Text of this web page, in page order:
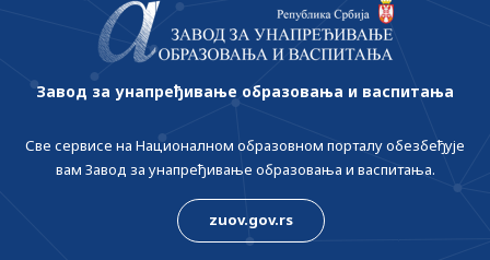
Завод за унапређивање образовања и васпитања
Све сервисе на Националном образовном порталу обезбеђује
вам Завод за унапређивање образовања и васпитања.
zuov.gov.rs